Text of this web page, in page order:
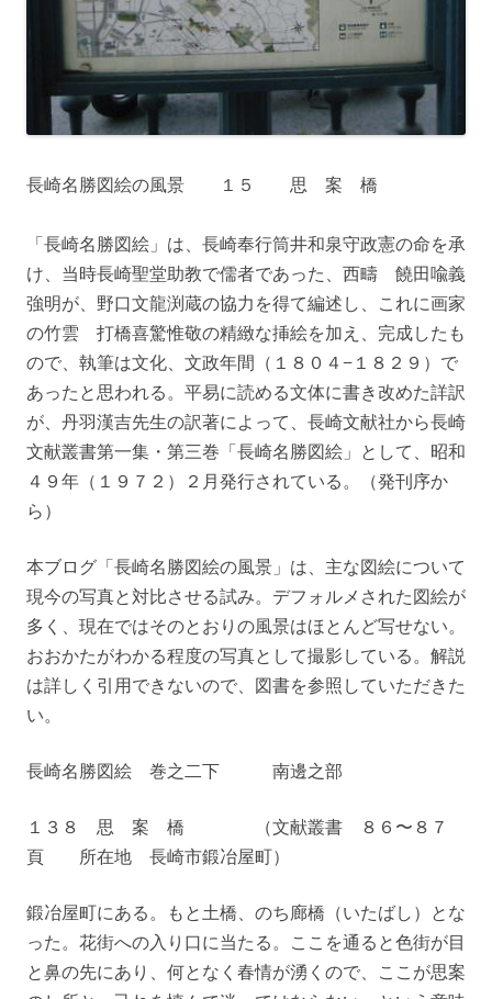
長崎名勝図絵の風景 １５ 思 案 橋
「長崎名勝図絵」は、長崎奉行筒井和泉守政憲の命を承
け、当時長崎聖堂助教で儒者であった、西疇 饒田喩義
強明が、野口文龍渕蔵の協力を得て編述し、これに画家
の竹雲 打橋喜驚惟敬の精緻な挿絵を加え、完成したも
ので、執筆は文化、文政年間（１８０４−１８２９）で
あったと思われる。平易に読める文体に書き改めた詳訳
が、丹羽漢吉先生の訳著によって、長崎文献社から長崎
文献叢書第一集・第三巻「長崎名勝図絵」として、昭和
４９年（１９７２）２月発行されている。（発刊序か
ら）
本ブログ「長崎名勝図絵の風景」は、主な図絵について
現今の写真と対比させる試み。デフォルメされた図絵が
多く、現在ではそのとおりの風景はほとんど写せない。
おおかたがわかる程度の写真として撮影している。解説
は詳しく引用できないので、図書を参照していただきた
い。
長崎名勝図絵 巻之二下 南邊之部
１３８ 思 案 橋 （文献叢書 ８６〜８７
頁 所在地 長崎市鍛冶屋町）
鍛冶屋町にある。もと土橋、のち廊橋（いたばし）とな
った。花街への入り口に当たる。ここを通ると色街が目
と鼻の先にあり、何となく春情が湧くので、ここが思案